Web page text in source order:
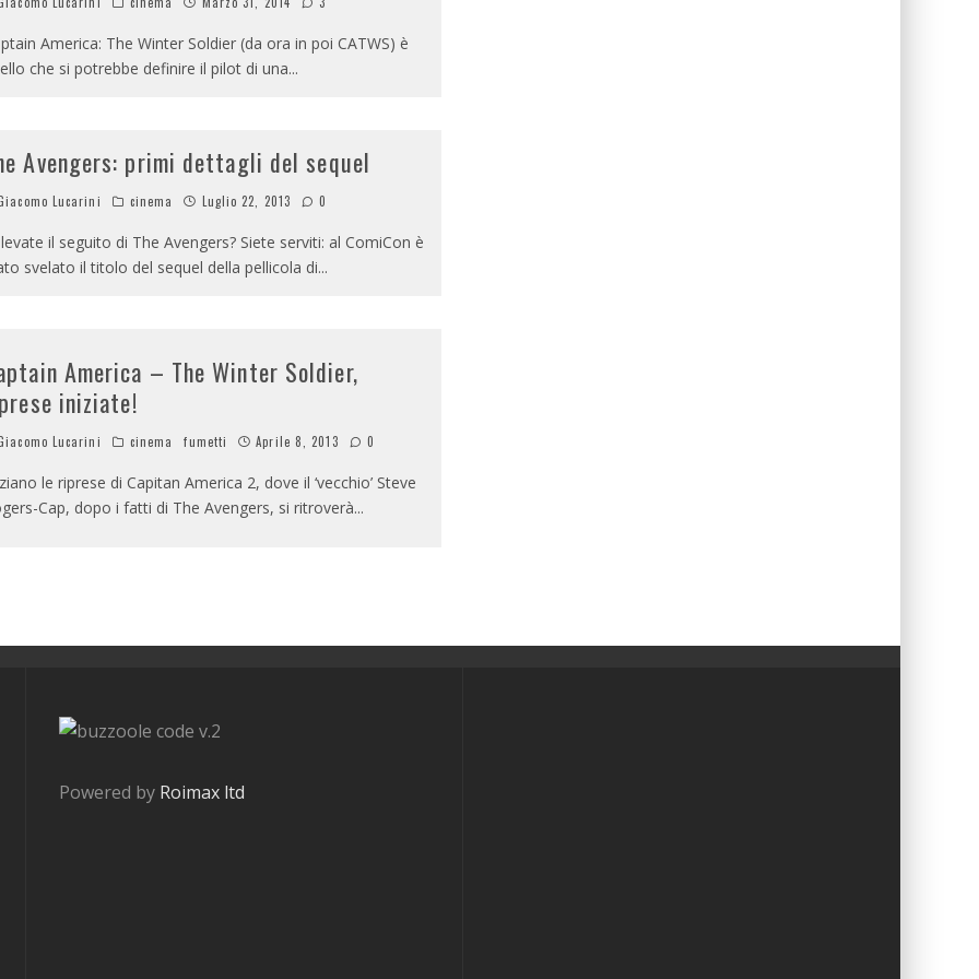
America: The Winter Soldier (da ora in poi CATWS) è
che si potrebbe definire il pilot di una...
Avengers: primi dettagli del sequel
Lucarini cinema Luglio 22, 2013 0
il seguito di The Avengers? Siete serviti: al ComiCon è
svelato il titolo del sequel della pellicola di...
America – The Winter Soldier,
iniziate!
Lucarini cinema fumetti Aprile 8, 2013 0
le riprese di Capitan America 2, dove il ‘vecchio’ Steve
Cap, dopo i fatti di The Avengers, si ritroverà...
v.2
Powered by Roimax ltd